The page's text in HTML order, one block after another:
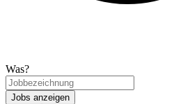
Was?
Jobs anzeigen